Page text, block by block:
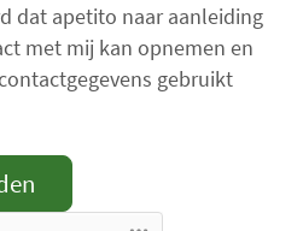
dat apetito naar aanleiding
met mij kan opnemen en
gebruikt